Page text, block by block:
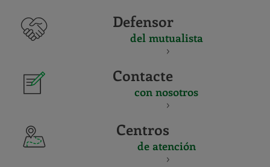
Defensor
del mutualista
Contacte
con nosotros
Centros
de atención